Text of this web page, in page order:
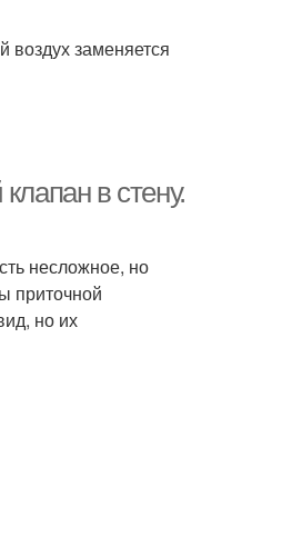
заменяется
в стену.
несложное, но
приточной
но их